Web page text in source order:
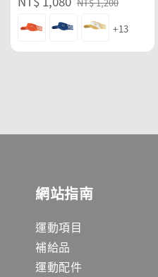
price
price
+13
網站指南
運動項目
補給品
運動配件